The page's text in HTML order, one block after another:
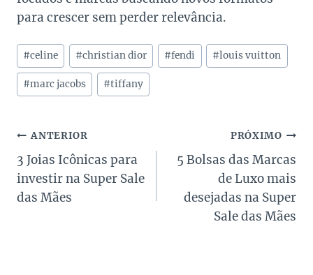
para crescer sem perder relevância.
Tags
do
Post:
#celine #christian dior #fendi #louis vuitton
#marc jacobs #tiffany
Navegação
de
Post
ANTERIOR
3 Joias Icônicas para
investir na Super Sale
das Mães
PRÓXIMO
5 Bolsas das Marcas
de Luxo mais
desejadas na Super
Sale das Mães